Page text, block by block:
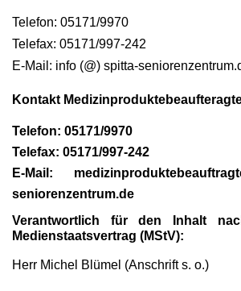
Telefon: 05171/9970
Telefax: 05171/997-242
E-Mail: info (@) spitta-
Kontakt
Telefon: 05171/9970
Telefax: 05171/997-242
E-Mail:
seniorenzentrum.de
Verantwortlich für den Inhalt
Medienstaatsvertrag (MStV):
Herr Michel Blümel (Anschrift s. o.)